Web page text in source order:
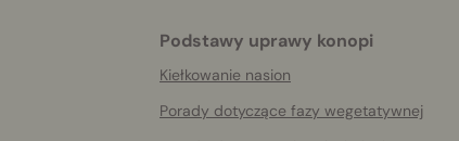
Podstawy uprawy konopi
Kiełkowanie nasion
Porady dotyczące fazy wegetatywnej